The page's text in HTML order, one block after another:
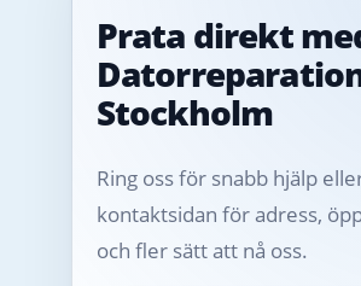
Prata direkt
Stockholm
Ring oss för snabb hjälp
kontaktsidan för adress,
och fler sätt att nå oss.